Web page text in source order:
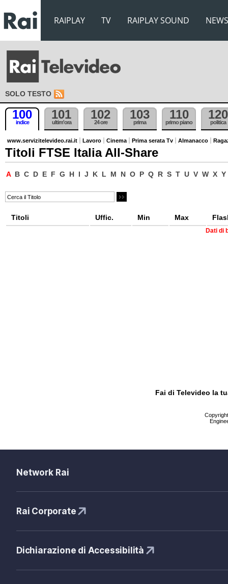
RAIPLAY TV RAIPLAY SOUND NEWS
SOLO TESTO
100
indice
101
ultim'ora
102
24 ore
103
prima
110
primo piano
120
politica
www.servizitelevideo.rai.it Lavoro Cinema Prima serata Tv Almanacco
Titoli FTSE Italia All-Share
A B C D E F G H I J K L M N O P Q R S T U V W X Y
Titoli Uffic. Min Max
Dati di
Fai di Televideo la